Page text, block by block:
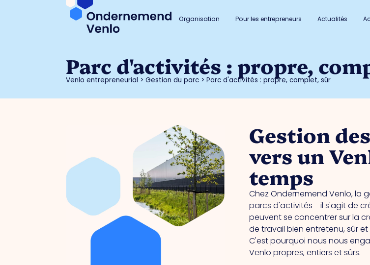
Organisation Pour les entrepreneurs Actualités
Parc d'activités : propre,
Venlo entrepreneurial >Gestion du parc >Parc d'activités : propre, complet, sûr
Gestion
vers un
temps
Chez Ondernemend Venlo, la
parcs d'activités - il s'agit de
peuvent se concentrer sur la
de travail bien entretenu, sûr
C'est pourquoi nous nous
Venlo propres, entiers et sûrs.